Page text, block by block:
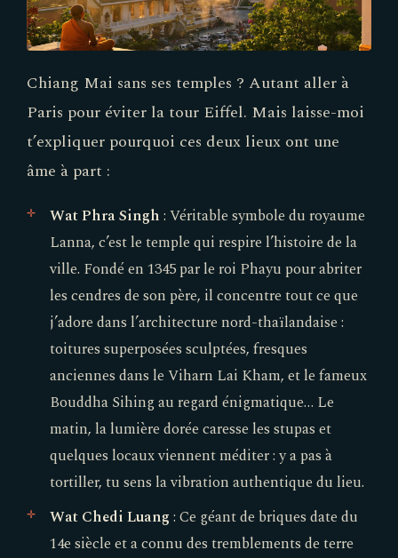
Chiang Mai sans ses temples ? Autant aller à
Paris pour éviter la tour Eiffel. Mais laisse-moi
t’expliquer pourquoi ces deux lieux ont une
âme à part :
Wat Phra Singh : Véritable symbole du royaume
Lanna, c’est le temple qui respire l’histoire de la
ville. Fondé en 1345 par le roi Phayu pour abriter
les cendres de son père, il concentre tout ce que
j’adore dans l’architecture nord-thaïlandaise :
toitures superposées sculptées, fresques
anciennes dans le Viharn Lai Kham, et le fameux
Bouddha Sihing au regard énigmatique… Le
matin, la lumière dorée caresse les stupas et
quelques locaux viennent méditer : y a pas à
tortiller, tu sens la vibration authentique du lieu.
Wat Chedi Luang : Ce géant de briques date du
14e siècle et a connu des tremblements de terre